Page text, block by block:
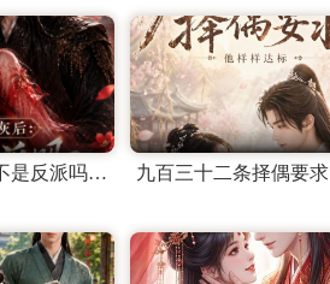
穿成炮灰后：不是反派吗？怎么要抱抱第三季